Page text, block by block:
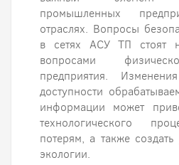
промышленных
отраслях. Вопросы
в сетях АСУ ТП стоят
вопросами
предприятия.
доступности
информации может
технологического
потерям, а также
экологии.